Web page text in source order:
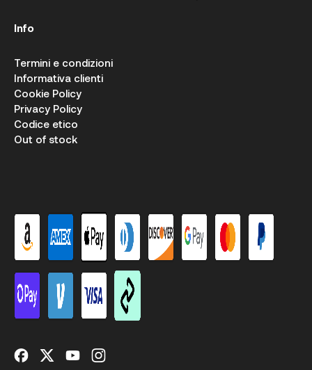
Info
Termini e condizioni
Informativa clienti
Cookie Policy
Privacy Policy
Codice etico
Out of stock